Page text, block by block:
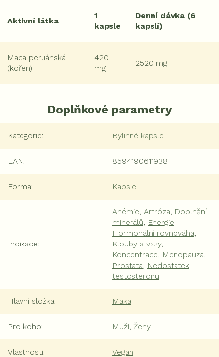
Aktivní látka
1
kapsle
Denní dávka (6
kapslí)
Maca peruánská
(kořen)
420
mg
2520 mg
Doplňkové parametry
Kategorie: Bylinné kapsle
EAN: 8594190611938
Forma: Kapsle
Indikace:
Anémie Artróza
Doplnění
minerálů
Energie
Hormonální rovnováha
Klouby a vazy,
Koncentrace
Menopauza
Prostata
Nedostatek
testosteronu
Hlavní složka: Maka
Pro koho: Muži Ženy
Vlastnosti: Vegan